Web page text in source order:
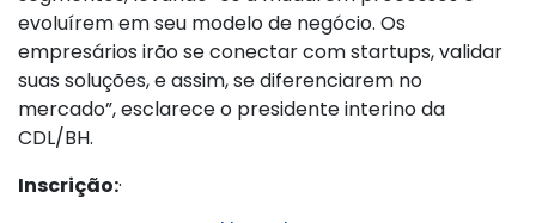
evoluírem em seu modelo de negócio. Os
empresários irão se conectar com startups, validar
suas soluções, e assim, se diferenciarem no
mercado”, esclarece o presidente interino da
CDL/BH.
Inscrição:·